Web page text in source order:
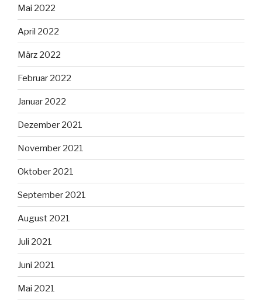
Mai 2022
April 2022
März 2022
Februar 2022
Januar 2022
Dezember 2021
November 2021
Oktober 2021
September 2021
August 2021
Juli 2021
Juni 2021
Mai 2021